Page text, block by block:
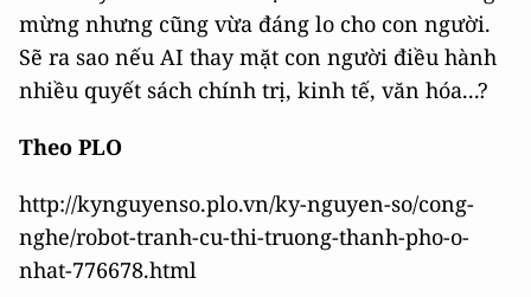
mừng nhưng cũng vừa đáng lo cho con người.
Sẽ ra sao nếu AI thay mặt con người điều hành
nhiều quyết sách chính trị, kinh tế, văn hóa...?
Theo PLO
http://kynguyenso.plo.vn/ky-nguyen-so/cong-
nghe/robot-tranh-cu-thi-truong-thanh-pho-o-
nhat-776678.html